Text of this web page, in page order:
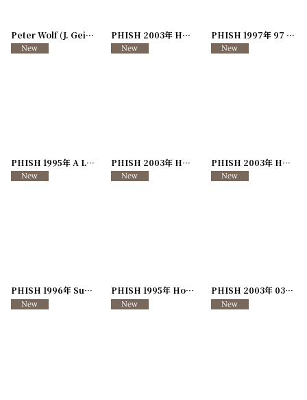
Peter Wolf (J. Geils Band) 1984年 Lights Out Tour [250117-81]
PHISH 2003年 Hampton Concert [250726-134
PHISH 1997年 97 Tour Art of Roy Lichtenstein
PHISH 1995年 A Live One Tour [250117-108
PHISH 2003年 Hampton Concert [250117-109
PHISH 2003年 Hampton Concert
PHISH 1996年 Summer Tour [250726-75]PHISH 1995年 Holiday Tour [250726-148]PHISH 2003年 03WINTER Tour